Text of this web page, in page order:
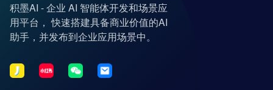
积墨AI - 企业 AI 智能体开发和场景应
用平台， 快速搭建具备商业价值的AI
助手，并发布到企业应用场景中。